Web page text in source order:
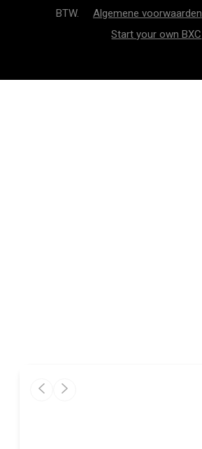
BTW. Algemene voorwaarden
Start your own BXC